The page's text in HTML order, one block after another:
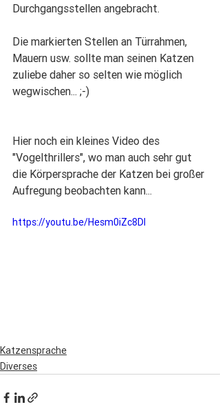
Durchgangsstellen angebracht.
Die markierten Stellen an Türrahmen,
Mauern usw. sollte man seinen Katzen
zuliebe daher so selten wie möglich
wegwischen... ;-)
Hier noch ein kleines Video des
"Vogelthrillers", wo man auch sehr gut
die Körpersprache der Katzen bei großer
Aufregung beobachten kann...
https://youtu.be/Hesm0iZc8DI
Katzensprache
Diverses